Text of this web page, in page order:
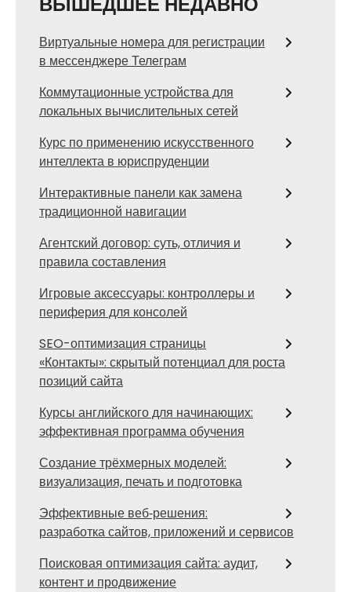
Виртуальные номера для регистрации
в мессенджере Телеграм
Коммутационные устройства для
локальных вычислительных сетей
Курс по применению искусственного
интеллекта в юриспруденции
Интерактивные панели как замена
традиционной навигации
Агентский договор: суть, отличия и
правила составления
Игровые аксессуары: контроллеры и
периферия для консолей
SEO-оптимизация страницы
«Контакты»: скрытый потенциал для роста
позиций сайта
Курсы английского для начинающих:
эффективная программа обучения
Создание трёхмерных моделей:
визуализация, печать и подготовка
Эффективные веб‑решения:
разработка сайтов, приложений и сервисов
Поисковая оптимизация сайта: аудит,
контент и продвижение